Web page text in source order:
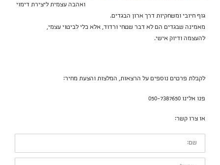
ואהבה עצמית ליצירת דימוי
גוף חיובי ומשחקיות דרך ארון הבגדים.
מאמינה שבגדים הם לא דבר שטחי ורדוד, אלא כלי לביטוי עצמי,
להעצמה ודיוק אישי.
לקבלת פרטים נוספים על הרצאות, המלצות והצעת מחיר:
פנו אלינו 050-7387650
או צרו קשר:
שם:
אימייל: